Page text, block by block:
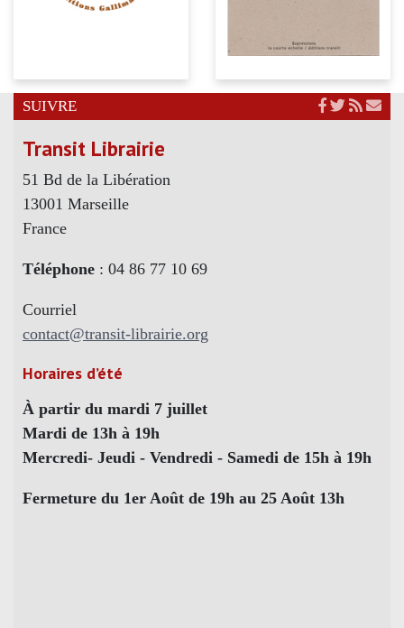
SUIVRE
Transit Librairie
51 Bd de la Libération
13001 Marseille
France
Téléphone : 04 86 77 10 69
Courriel
contact@transit-librairie.org
Horaires d’été
À partir du mardi 7 juillet
Mardi de 13h à 19h
Mercredi- Jeudi - Vendredi - Samedi de 15h à 19h
Fermeture du 1er Août de 19h au 25 Août 13h